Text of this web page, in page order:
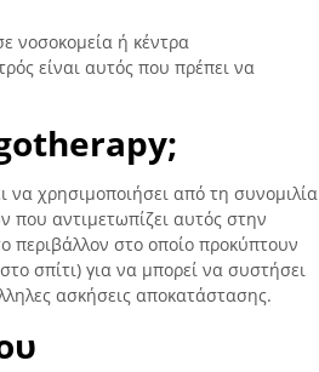
νοσοκομεία ή κέντρα
είναι αυτός που πρέπει να
να χρησιμοποιήσει από τη συνομιλία
που αντιμετωπίζει αυτός στην
περιβάλλον στο οποίο προκύπτουν
σπίτι) για να μπορεί να συστήσει
ασκήσεις αποκατάστασης.